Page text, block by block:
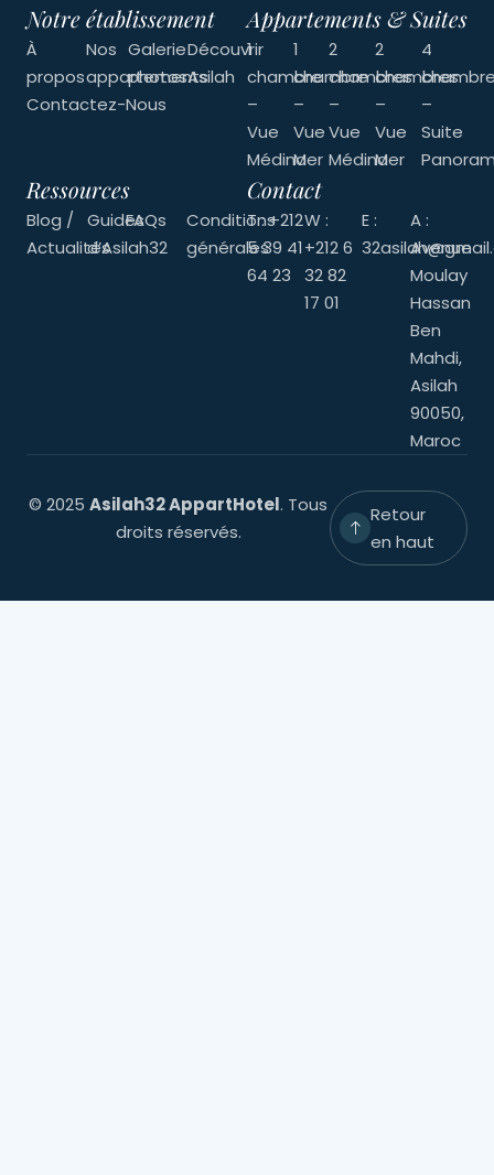
Notre établissement
À
propos
Nos
appartements
Galerie
photos
Découvrir
Asilah
Contactez-Nous
Appartements & Suites
1
chambre
–
Vue
Médina
1
chambre
–
Vue
Mer
2
chambres
–
Vue
Médina
2
chambres
–
Vue
Mer
4
–
Suite
Ressources
Blog /
Actualités
Guides
d’Asilah32
FAQs
Conditions
générales
Contact
T : +212
5 39 41
64 23
W :
+212 6
32 82
17 01
E :
A :
Avenue
Moulay
Hassan
Ben
Mahdi,
Asilah
90050,
Maroc
© 2025 Asilah32 AppartHotel. Tous
droits réservés.
Retour
en haut